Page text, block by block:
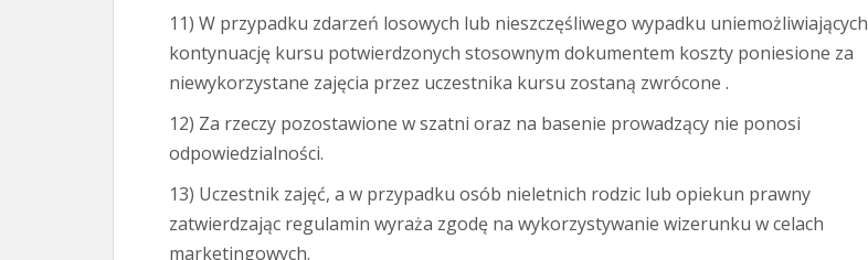
11) W przypadku zdarzeń losowych lub nieszczęśliwego wypadku uniemożliwiających
kontynuację kursu potwierdzonych stosownym dokumentem koszty poniesione za
niewykorzystane zajęcia przez uczestnika kursu zostaną zwrócone .
12) Za rzeczy pozostawione w szatni oraz na basenie prowadzący nie ponosi
odpowiedzialności.
13) Uczestnik zajęć, a w przypadku osób nieletnich rodzic lub opiekun prawny
zatwierdzając regulamin wyraża zgodę na wykorzystywanie wizerunku w celach
marketingowych.